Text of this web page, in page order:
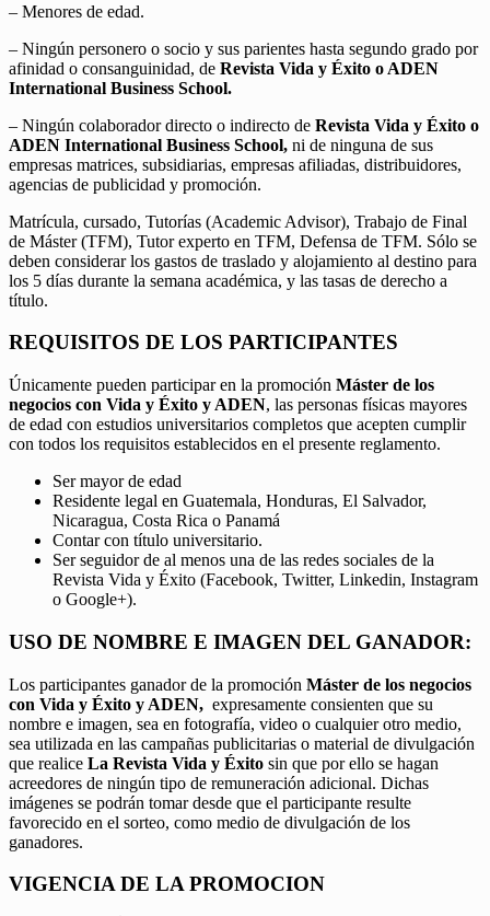
– Menores de edad.
– Ningún personero o socio y sus parientes hasta segundo grado por
afinidad o consanguinidad, de Revista Vida y Éxito o ADEN
International Business School.
– Ningún colaborador directo o indirecto de Revista Vida y Éxito o
ADEN International Business School, ni de ninguna de sus
empresas matrices, subsidiarias, empresas afiliadas, distribuidores,
agencias de publicidad y promoción.
Matrícula, cursado, Tutorías (Academic Advisor), Trabajo de Final
de Máster (TFM), Tutor experto en TFM, Defensa de TFM. Sólo se
deben considerar los gastos de traslado y alojamiento al destino para
los 5 días durante la semana académica, y las tasas de derecho a
título.
REQUISITOS DE LOS PARTICIPANTES
Únicamente pueden participar en la promoción Máster de los
negocios con Vida y Éxito y ADEN, las personas físicas mayores
de edad con estudios universitarios completos que acepten cumplir
con todos los requisitos establecidos en el presente reglamento.
Ser mayor de edad
Residente legal en Guatemala, Honduras, El Salvador,
Nicaragua, Costa Rica o Panamá
Contar con título universitario.
Ser seguidor de al menos una de las redes sociales de la
Revista Vida y Éxito (Facebook, Twitter, Linkedin, Instagram
o Google+).
USO DE NOMBRE E IMAGEN DEL GANADOR:
Los participantes ganador de la promoción Máster de los negocios
con Vida y Éxito y ADEN, expresamente consienten que su
nombre e imagen, sea en fotografía, video o cualquier otro medio,
sea utilizada en las campañas publicitarias o material de divulgación
que realice La Revista Vida y Éxito sin que por ello se hagan
acreedores de ningún tipo de remuneración adicional. Dichas
imágenes se podrán tomar desde que el participante resulte
favorecido en el sorteo, como medio de divulgación de los
ganadores.
VIGENCIA DE LA PROMOCION